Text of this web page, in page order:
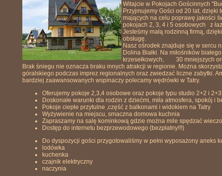
Witajcie w Pokojach Gościnnych
Przyjmujemy Gości od 20 lat,
mających na celu poprawę jakości
pokojach 2, 3, 4 i 5 osobowych z
Jesteśmy małą rodzinną firmą,
obsługę.
Nasz ośrodek znajduje się w sercu
Dolina Białki. Na miłośników
krzesełkowych, 30 mniejszych
Brak śniegu nie oznacza braku innych atrakcji w regionie. Można
góralskiego podczas imprez regionalnych oraz zwiedzać liczne zabytki.
bardziej zaawansowanych wspinaczy polecamy wędrówki w Tatry.
Oferujemy pokoje 2,3,4 osobowe oraz pokoje typu studio 2+2 i
Doskonałe warunki dla rodzin z dziećmi, miła atmosfera, spokój i
Pokoje ciepłe przytulne ,część z balkonami i widokiem na Tatry
Wyżywienie na miejscu, smaczna domowa kuchnia
Zapraszamy na salę kominkową gdzie można mile spędzać
Dostęp do internetu bezprzewodowego (bezpłatny!!!)
Do dyspozycji gości przygotowaliśmy w pełni wyposażony aneks
lodówka
kuchenka
czajnik elektryczny
naczynia